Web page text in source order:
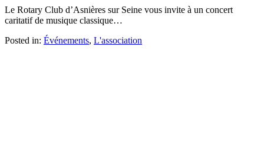
Le Rotary Club d’Asnières sur Seine vous invite à un concert
caritatif de musique classique…
Posted in: Événements, L'association